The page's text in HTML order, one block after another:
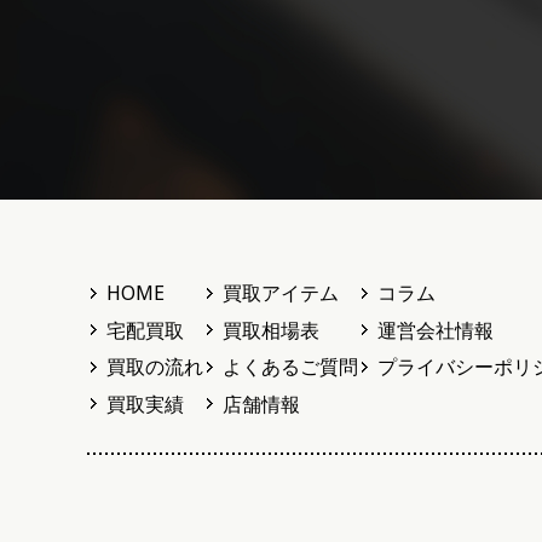
HOME
宅配買取
買取の流れ
買取実績
買取アイテム
買取相場表
よくあるご質問
店舗情報
コラム
運営会社情報
プライバシーポリ